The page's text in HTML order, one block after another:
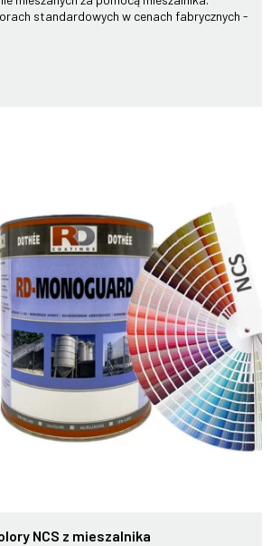
standardowych w cenach fabrycznych -
NCS z mieszalnika